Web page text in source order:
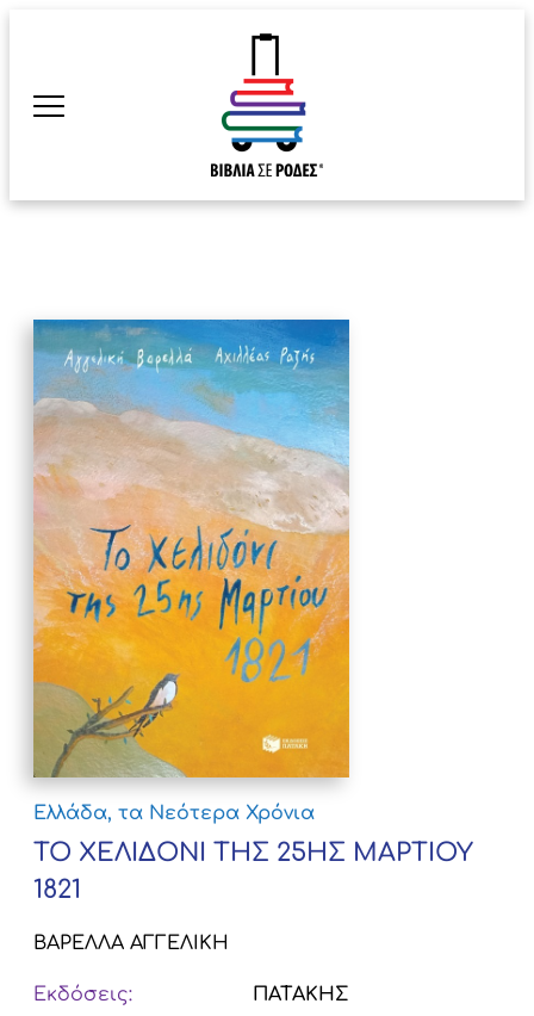
Ελλάδα, τα Νεότερα Χρόνια
ΤΟ ΧΕΛΙΔΟΝΙ ΤΗΣ 25ΗΣ ΜΑΡΤΙΟΥ
1821
ΒΑΡΕΛΛΑ ΑΓΓΕΛΙΚΗ
Εκδόσεις: ΠΑΤΑΚΗΣ